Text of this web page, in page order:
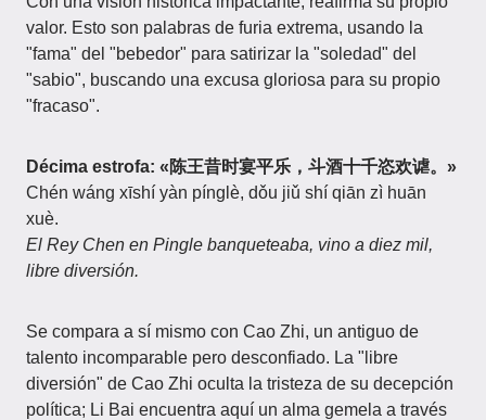
valor. Esto son palabras de furia extrema, usando la
"fama" del "bebedor" para satirizar la "soledad" del
"sabio", buscando una excusa gloriosa para su propio
"fracaso".
Décima estrofa: «陈王昔时宴平乐，斗酒十千恣欢谑。»
Chén wáng xīshí yàn pínglè, dǒu jiǔ shí qiān zì huān
xuè.
El Rey Chen en Pingle banqueteaba, vino a diez mil,
libre diversión.
Se compara a sí mismo con Cao Zhi, un antiguo de
talento incomparable pero desconfiado. La "libre
diversión" de Cao Zhi oculta la tristeza de su decepción
política; Li Bai encuentra aquí un alma gemela a través